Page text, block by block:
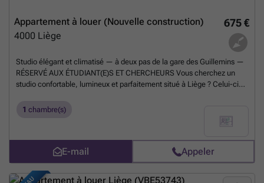
675 €
Appartement à louer (Nouvelle construction)
4000 Liège
Studio élégant et climatisé — à deux pas de la gare des Guillemins —
RÉSERVÉ AUX ÉTUDIANT(E)S ET CHERCHEURS Vous cherchez un
studio confortable, lumineux et parfaitement situé à Liège ? Celui-ci
avec accès totalement indépendant, ce studio vous offre une vraie
autonomie tout en gardant le confort d'un logement soigné. Ce qui
vous attend : - Une chambre climatisée avec lit double et éclairage
LED d'ambiance et prises usb - Un salon avec canapé Chesterfield et
Smart TV, pour décompresser après les cours - Un coin bureau discret
mais fonctionnel, pour concilier études et confort - Une salle de
douche privative avec WC — intimité totale - Une cuisine hyper
1 chambre(s)
E-mail Appeler